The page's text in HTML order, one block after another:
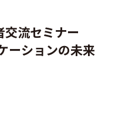
交流セミナー
ーションの未来